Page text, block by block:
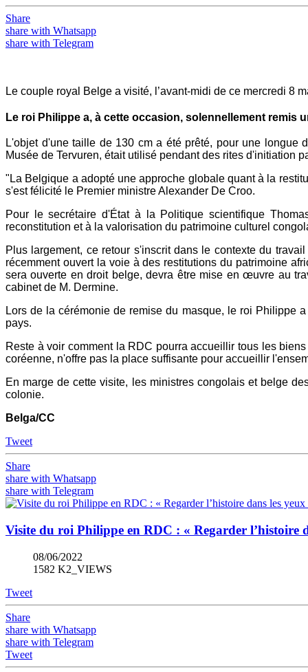
Share
share with Whatsapp
share with Telegram
Le couple royal Belge a visité, l’avant-midi de ce mercredi 8
Le roi Philippe a, à cette occasion, solennellement remis
L'objet d'une taille de 130 cm a été prêté, pour une longue
Musée de Tervuren, était utilisé pendant des rites d'initiation
"La Belgique a adopté une approche globale quant à la
s'est félicité le Premier ministre Alexander De Croo.
Pour le secrétaire d'État à la Politique scientifique
reconstitution et à la valorisation du patrimoine culturel
Plus largement, ce retour s'inscrit dans le contexte du
récemment ouvert la voie à des restitutions du patrimoine
sera ouverte en droit belge, devra être mise en œuvre au
cabinet de M. Dermine.
Lors de la cérémonie de remise du masque, le roi Philippe
pays.
Reste à voir comment la RDC pourra accueillir tous les
coréenne, n'offre pas la place suffisante pour accueillir
En marge de cette visite, les ministres congolais et belge
colonie.
Belga/CC
Tweet
Share
share with Whatsapp
share with Telegram
Visite du roi Philippe en RDC : « Regarder l’histoire
08/06/2022
1582 K2_VIEWS
Tweet
Share
share with Whatsapp
share with Telegram
Tweet